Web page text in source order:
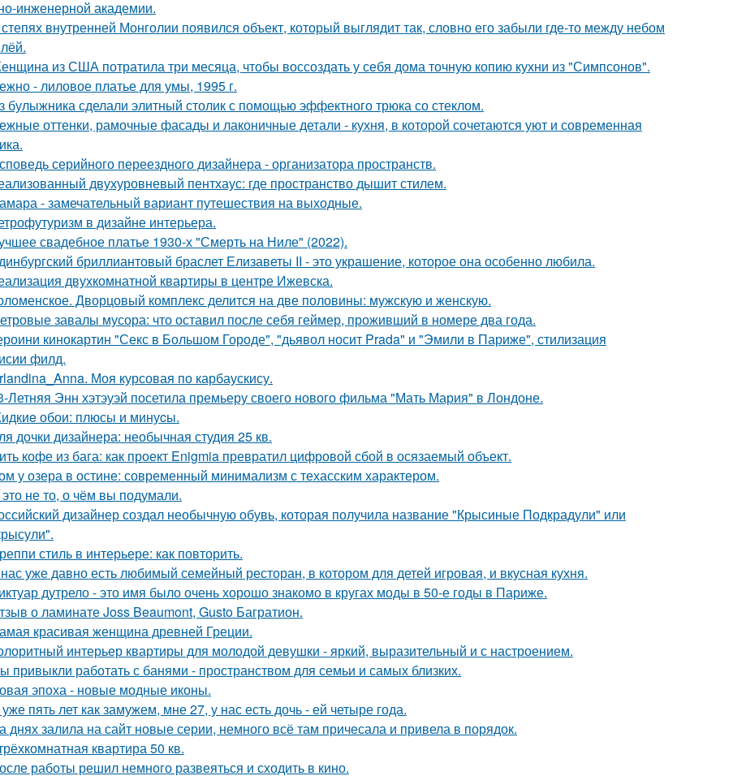
инженерной академии.
внутренней Монголии появился объект, который выглядит так, словно его забыли где-то между небом
из США потратила три месяца, чтобы воссоздать у себя дома точную копию кухни из "Симпсонов".
- лиловое платье для умы, 1995 г.
булыжника сделали элитный столик с помощью эффектного трюка со стеклом.
оттенки, рамочные фасады и лаконичные детали - кухня, в которой сочетаются уют и современная
серийного переездного дизайнера - организатора пространств.
двухуровневый пентхаус: где пространство дышит стилем.
- замечательный вариант путешествия на выходные.
в дизайне интерьера.
свадебное платье 1930-х "Смерть на Ниле" (2022).
бриллиантовый браслет Елизаветы II - это украшение, которое она особенно любила.
двухкомнатной квартиры в центре Ижевска.
Дворцовый комплекс делится на две половины: мужскую и женскую.
завалы мусора: что оставил после себя геймер, проживший в номере два года.
кинокартин "Секс в Большом Городе", "дьявол носит Prada" и "Эмили в Париже", стилизация
филд.
Моя курсовая по карбаускису.
Летняя Энн хэтэуэй посетила премьеру своего нового фильма "Мать Мария" в Лондоне.
обои: плюсы и минуcы.
дочки дизайнера: необычная студия 25 кв.
кофе из бага: как проект Enigmia превратил цифровой сбой в осязаемый объект.
у озера в остине: современный минимализм с техасским характером.
не то, о чём вы подумали.
дизайнер создал необычную обувь, которая получила название "Крысиные Подкрадули" или
стиль в интерьере: как повторить.
уже давно есть любимый семейный ресторан, в котором для детей игровая, и вкусная кухня.
дутрело - это имя было очень хорошо знакомо в кругах моды в 50-е годы в Париже.
о ламинате Joss Beaumont, Gusto Багратион.
красивая женщина древней Греции.
интерьер квартиры для молодой девушки - яркий, выразительный и с настроением.
привыкли работать с банями - пространством для семьи и самых близких.
эпоха - новые модные иконы.
пять лет как замужем, мне 27, у нас есть дочь - ей четыре года.
днях залила на сайт новые серии, немного всё там причесала и привела в порядок.
квартира 50 кв.
работы решил немного развеяться и сходить в кино.